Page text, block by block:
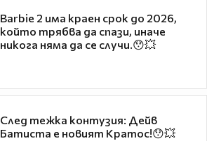
Barbie 2 има краен срок до 2026,
който трябва да спази, иначе
никога няма да се случи.😯💥
След тежка контузия: Дейв
Батиста е новият Кратос!😯💥